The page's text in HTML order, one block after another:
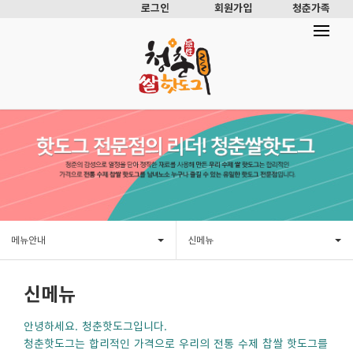
로그인 회원가입 청춘가족
메뉴안내 신메뉴
신메뉴
안녕하세요. 청춘핫도그입니다.
청춘핫도그는 합리적인 가격으로 우리의 전통 수제 찹쌀 핫도그를